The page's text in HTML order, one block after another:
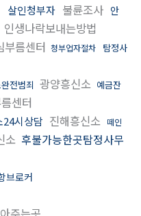
살인청부자 불륜조사 안
인생나락보내는방법
부름센터 청부업자절차
탐정사
전범죄 광양흥신소 예금잔
센터
24시상담 진해흥신소 떼인
소 후불가능한곳탐정사무
브로커